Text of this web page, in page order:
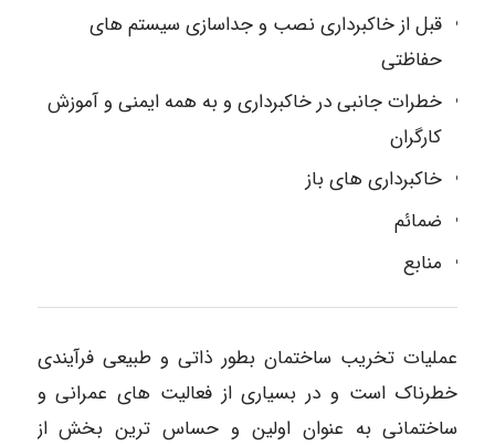
قبل از خاکبرداری نصب و جداسازی سیستم های
حفاظتی
خطرات جانبی در خاکبرداری و به همه ایمنی و آموزش
کارگران
خاکبرداری های باز
ضمائم
منابع
عملیات تخریب ساختمان بطور ذاتی و طبیعی فرآیندی
خطرناک است و در بسیاری از فعالیت های عمرانی و
ساختمانی به عنوان اولین و حساس ترین بخش از